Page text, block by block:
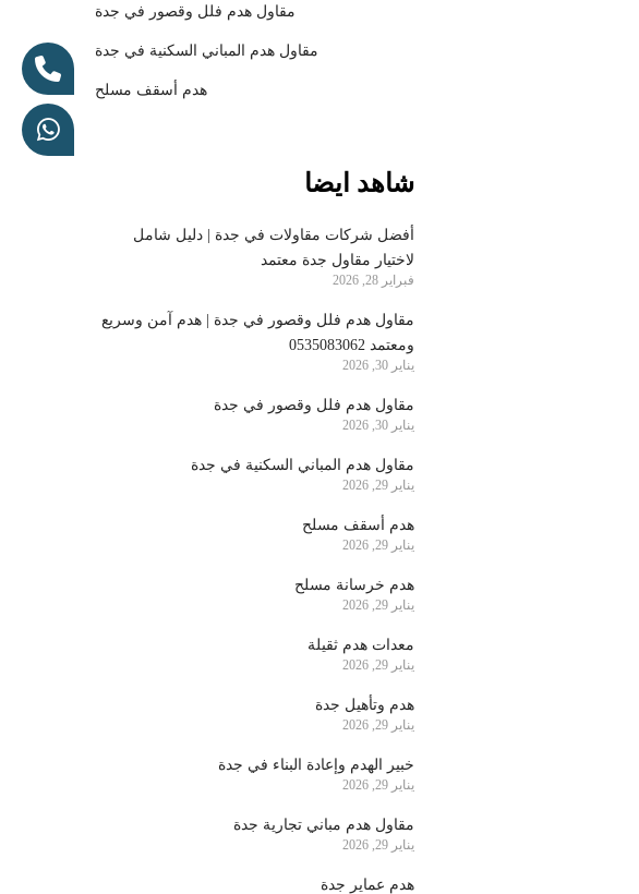
مقاول هدم فلل وقصور في جدة
مقاول هدم المباني السكنية في جدة
هدم أسقف مسلح
شاهد ايضا
أفضل شركات مقاولات في جدة | دليل شامل
لاختيار مقاول جدة معتمد
فبراير 28, 2026
مقاول هدم فلل وقصور في جدة | هدم آمن وسريع
ومعتمد 0535083062
يناير 30, 2026
مقاول هدم فلل وقصور في جدة
يناير 30, 2026
مقاول هدم المباني السكنية في جدة
يناير 29, 2026
هدم أسقف مسلح
يناير 29, 2026
هدم خرسانة مسلح
يناير 29, 2026
معدات هدم ثقيلة
يناير 29, 2026
هدم وتأهيل جدة
يناير 29, 2026
خبير الهدم وإعادة البناء في جدة
يناير 29, 2026
مقاول هدم مباني تجارية جدة
يناير 29, 2026
هدم عماير جدة